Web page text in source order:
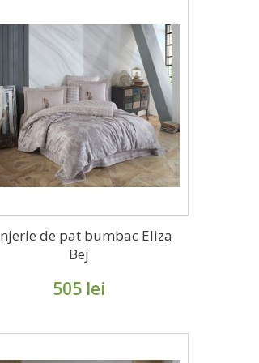
de pat bumbac Eliza
Bej
505 lei